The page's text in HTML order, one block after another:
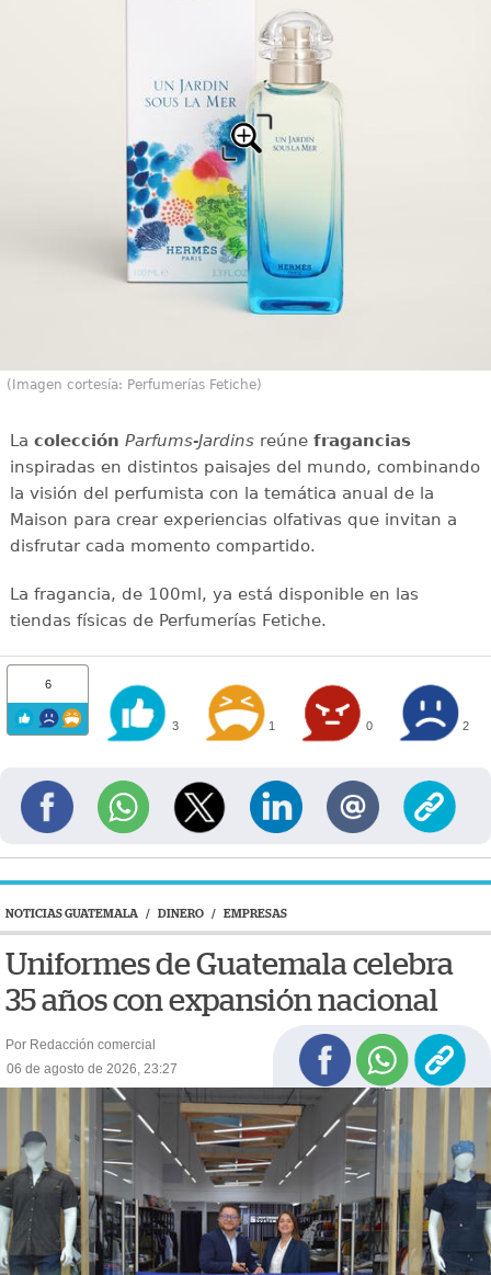
(Imagen cortesía: Perfumerías Fetiche)
La colección Parfums-Jardinsreúne fragancias
inspiradas en distintos paisajes del mundo, combinando
la visión del perfumista con la temática anual de la
Maison para crear experiencias olfativas que invitan a
disfrutar cada momento compartido.
La fragancia, de 100ml, ya está disponible en las
tiendas físicas de Perfumerías Fetiche.
6
3 1 0 2
NOTICIAS GUATEMALA / DINERO / EMPRESAS
Uniformes de Guatemala celebra
35 años con expansión nacional
Por Redacción comercial
06 de agosto de 2026, 23:27